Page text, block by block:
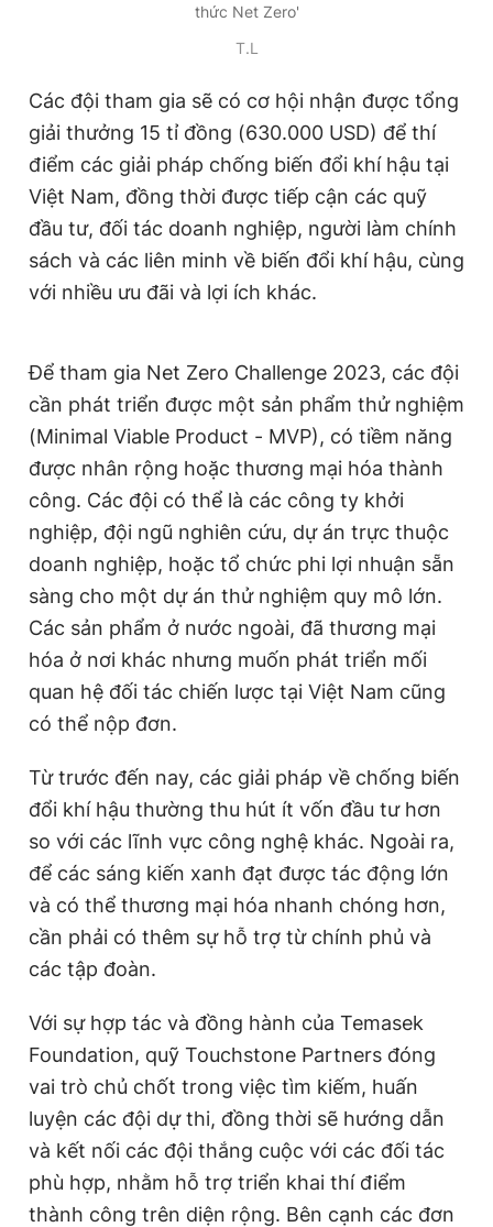
© 2003-2026 Bản quyền thuộc về Báo Thanh Niên. Cấm sao
thức Net Zero'
T.L
Các đội tham gia sẽ có cơ hội nhận được tổng
giải thưởng 15 tỉ đồng (630.000 USD) để thí
điểm các giải pháp chống biến đổi khí hậu tại
Việt Nam, đồng thời được tiếp cận các quỹ
đầu tư, đối tác doanh nghiệp, người làm chính
sách và các liên minh về biến đổi khí hậu, cùng
với nhiều ưu đãi và lợi ích khác.
Để tham gia Net Zero Challenge 2023, các đội
cần phát triển được một sản phẩm thử nghiệm
(Minimal Viable Product - MVP), có tiềm năng
được nhân rộng hoặc thương mại hóa thành
công. Các đội có thể là các công ty khởi
nghiệp, đội ngũ nghiên cứu, dự án trực thuộc
doanh nghiệp, hoặc tổ chức phi lợi nhuận sẵn
sàng cho một dự án thử nghiệm quy mô lớn.
Các sản phẩm ở nước ngoài, đã thương mại
hóa ở nơi khác nhưng muốn phát triển mối
quan hệ đối tác chiến lược tại Việt Nam cũng
có thể nộp đơn.
Từ trước đến nay, các giải pháp về chống biến
đổi khí hậu thường thu hút ít vốn đầu tư hơn
so với các lĩnh vực công nghệ khác. Ngoài ra,
để các sáng kiến xanh đạt được tác động lớn
và có thể thương mại hóa nhanh chóng hơn,
cần phải có thêm sự hỗ trợ từ chính phủ và
các tập đoàn.
Với sự hợp tác và đồng hành của Temasek
Foundation, quỹ Touchstone Partners đóng
vai trò chủ chốt trong việc tìm kiếm, huấn
luyện các đội dự thi, đồng thời sẽ hướng dẫn
và kết nối các đội thắng cuộc với các đối tác
phù hợp, nhằm hỗ trợ triển khai thí điểm
thành công trên diện rộng. Bên cạnh các đơn